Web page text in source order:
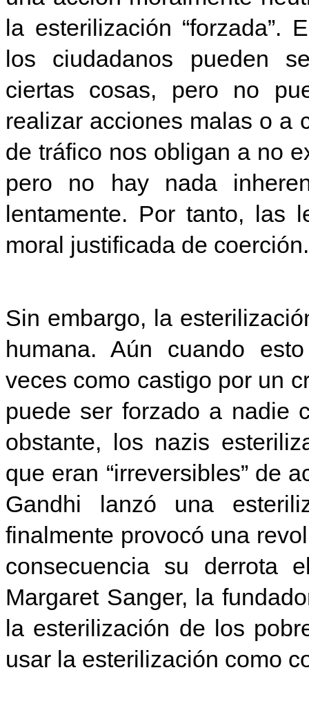
la esterilización “forzada”.
los ciudadanos pueden
ciertas cosas, pero no
realizar acciones malas o a
de tráfico nos obligan a no
pero no hay nada
lentamente. Por tanto, las
moral justificada de coerción.
Sin embargo, la
humana. Aún cuando
veces como castigo por un
puede ser forzado a nadie
obstante, los nazis
que eran “irreversibles” de
Gandhi lanzó una
finalmente provocó una
consecuencia su derrota
Margaret Sanger, la
la esterilización de los
usar la esterilización como